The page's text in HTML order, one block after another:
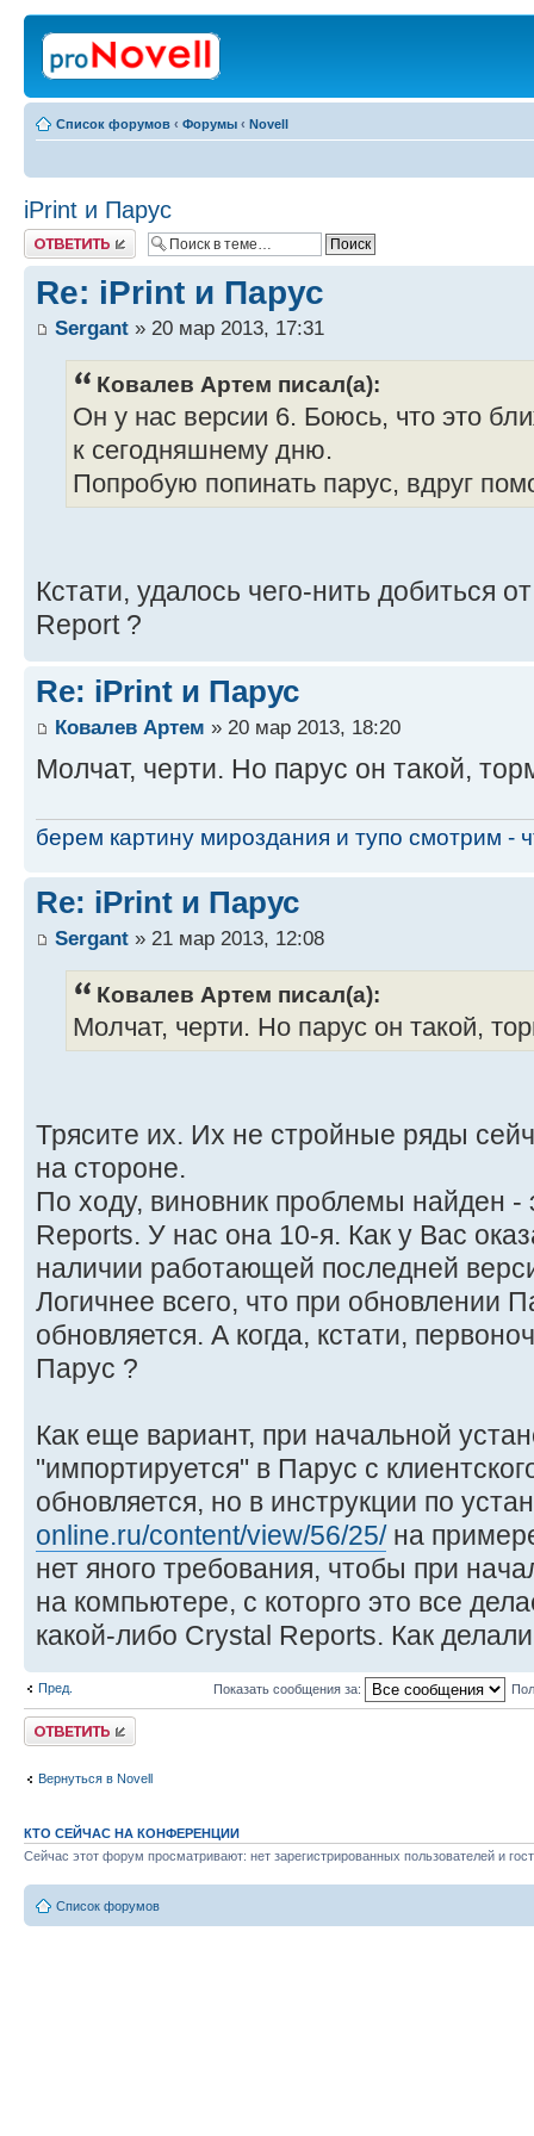
Список форумов ‹ Форумы ‹ Novell
iPrint и Парус
Ответить
Re: iPrint и Парус
Sergant » 20 мар 2013, 17:31
Ковалев Артем писал(а):
Он у нас версии 6. Боюсь, что это
к сегодняшнему дню.
Попробую попинать парус, вдруг
Кстати, удалось чего-нить добиться
Report ?
Re: iPrint и Парус
Ковалев Артем » 20 мар 2013, 18:20
Молчат, черти. Но парус он такой,
берем картину мироздания и тупо смотрим -
Re: iPrint и Парус
Sergant » 21 мар 2013, 12:08
Ковалев Артем писал(а):
Молчат, черти. Но парус он такой,
Трясите их. Их не стройные ряды
на стороне.
По ходу, виновник проблемы найден -
Reports. У нас она 10-я. Как у Вас
наличии работающей последней
Логичнее всего, что при обновлении
обновляется. А когда, кстати,
Парус ?
Как еще вариант, при начальной
"импортируется" в Парус с
обновляется, но в инструкции по
online.ru/content/view/56/25/на
нет яного требования, чтобы при
на компьютере, с которго это все
какой-либо Crystal Reports. Как
Пред. Показать сообщения за:
Ответить
Вернуться в Novell
КТО СЕЙЧАС НА КОНФЕРЕНЦИИ
Сейчас этот форум просматривают: нет зарегистрированных пользователей и
Список форумов